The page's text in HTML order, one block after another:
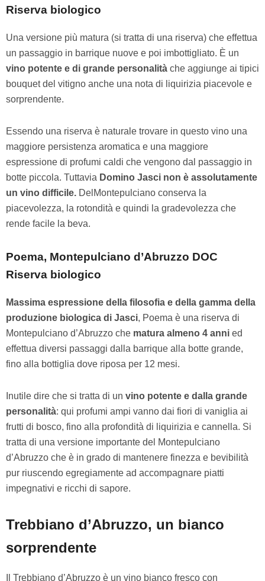
Riserva biologico
Una versione più matura (si tratta di una riserva) che effettua
un passaggio in barrique nuove e poi imbottigliato. È un
vino potente e di grande personalità che aggiunge ai tipici
bouquet del vitigno anche una nota di liquirizia piacevole e
sorprendente.
Essendo una riserva è naturale trovare in questo vino una
maggiore persistenza aromatica e una maggiore
espressione di profumi caldi che vengono dal passaggio in
botte piccola. Tuttavia Domino Jasci non è assolutamente
un vino difficile. DelMontepulciano conserva la
piacevolezza, la rotondità e quindi la gradevolezza che
rende facile la beva.
Poema, Montepulciano d’Abruzzo DOC
Riserva biologico
Massima espressione della filosofia e della gamma della
produzione biologica di Jasci, Poema è una riserva di
Montepulciano d’Abruzzo che matura almeno 4 anni ed
effettua diversi passaggi dalla barrique alla botte grande,
fino alla bottiglia dove riposa per 12 mesi.
Inutile dire che si tratta di un vino potente e dalla grande
personalità: qui profumi ampi vanno dai fiori di vaniglia ai
frutti di bosco, fino alla profondità di liquirizia e cannella. Si
tratta di una versione importante del Montepulciano
d’Abruzzo che è in grado di mantenere finezza e bevibilità
pur riuscendo egregiamente ad accompagnare piatti
impegnativi e ricchi di sapore.
Trebbiano d’Abruzzo, un bianco
sorprendente
Il Trebbiano d’Abruzzo è un vino bianco fresco con